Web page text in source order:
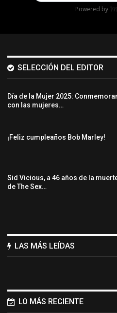
Powered by
SELECCIÓN DEL EDITOR
Día de la Mujer 2025:
con las mujeres…
¡Feliz cumpleaños Bob Marley!
Sid Vicious, a 46 años de la
de The Sex…
LAS MÁS LEÍDAS
LO MÁS RECIENTE